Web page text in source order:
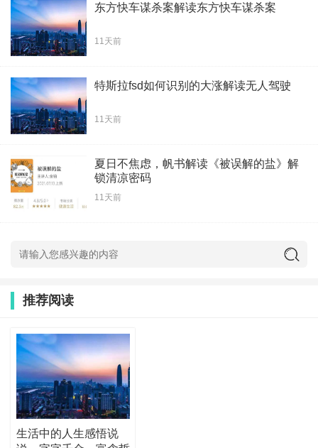
东方快车谋杀案解读东方快车谋杀案
11天前
特斯拉fsd如何识别的大涨解读无人驾驶
11天前
夏日不焦虑，帆书解读《被误解的盐》解
锁清凉密码
11天前
推荐阅读
生活中的人生感悟说